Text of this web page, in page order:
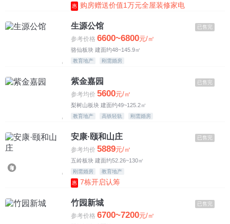
惠 购房赠送价值1万元全屋装修家电
生源公馆
参考价格 6600~6800元/㎡
骆仙板块 建面约48~145.9㎡
教育地产 刚需婚房
已售完
紫金嘉园
参考均价 5600元/㎡
梨树山板块 建面约49~125.2㎡
教育地产 高铁轻轨 刚需婚房
已售完
安康·颐和山庄
参考均价 5889元/㎡
五岭板块 建面约52.26~130㎡
刚需婚房 教育地产
已售完
惠 7栋开启认筹
竹园新城
参考价格 6700~7200元/㎡
已售完